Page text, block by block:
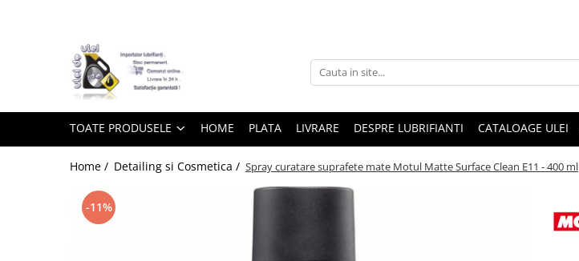
Toate Produsele
► Detailing si cosmetica
Curatare si intretinere piele
Plastice interioare
TOATE PRODUSELE HOME PLATA LIVRARE DESPRE LUBRIFIANTI CATALOAGE ULEI
Home / Detailing si Cosmetica / Spray curatare suprafete mate Motul Matte Surface Clean E11 - 400 ml
-11%